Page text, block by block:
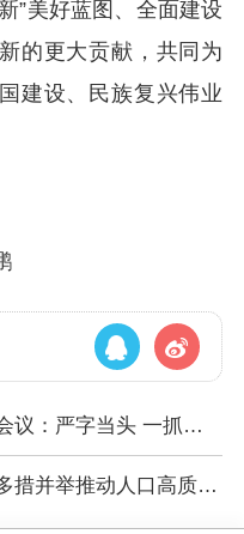
”美好蓝图、全面建设
的更大贡献，共同为
建设、民族复兴伟业
议：严字当头 一抓到
措并举推动人口高质量